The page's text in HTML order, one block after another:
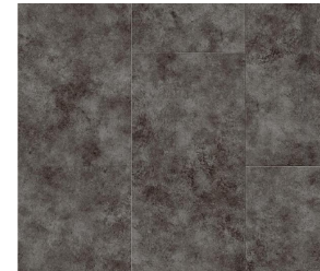
Как выбрать
Калькулятор
О нас
Контакты
ИНЖЕНЕРНАЯ
ПАРКЕТНАЯ ДОСКА
ТЕРРАСНАЯ ДОСКА
КОВРОВАЯ